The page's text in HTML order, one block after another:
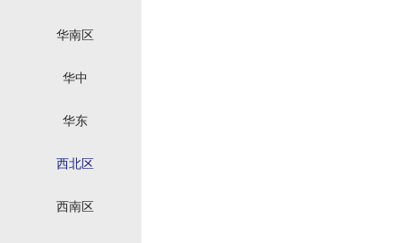
华南区
华中
华东
西北区
西南区